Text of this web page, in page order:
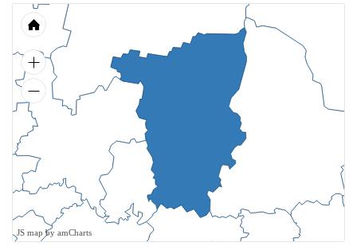
JS map by amCharts